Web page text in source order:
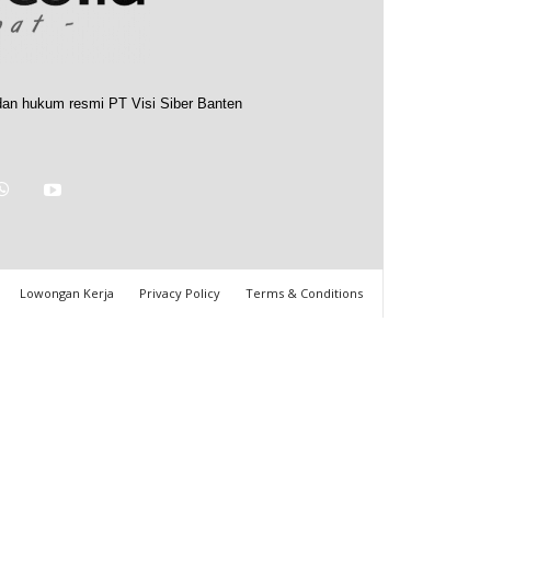
hukum resmi PT Visi Siber Banten
Lowongan Kerja Privacy Policy Terms & Conditions